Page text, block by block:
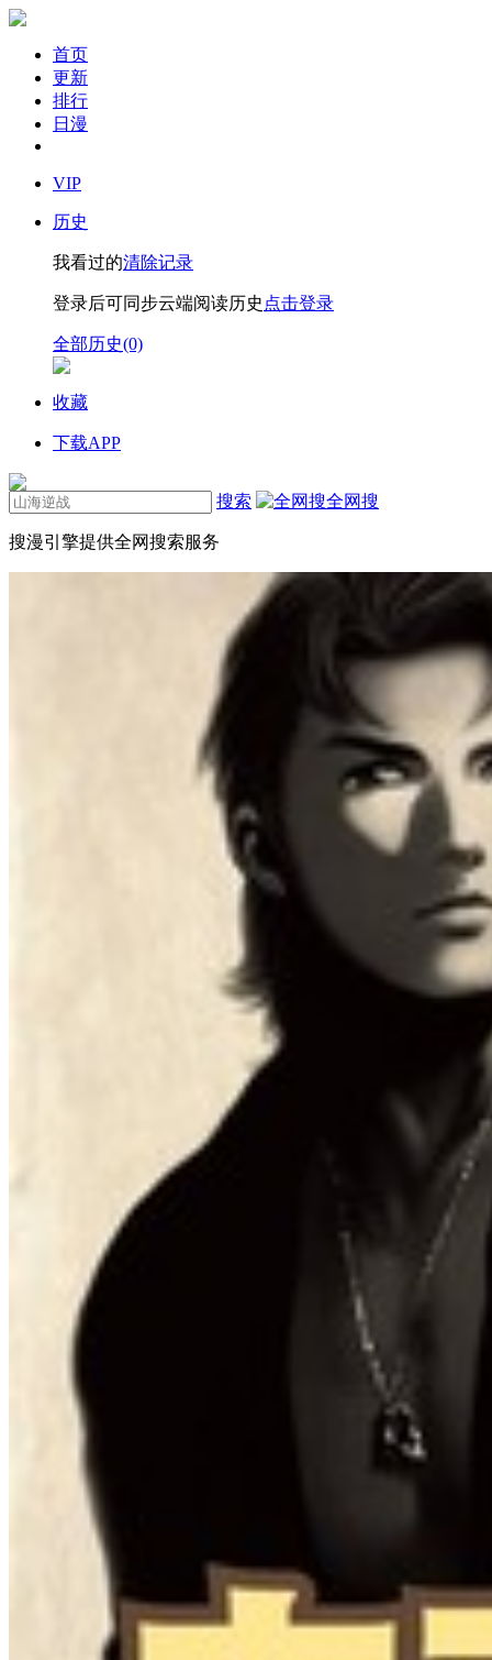
首页
更新
排行
日漫
VIP
历史
我看过的清除记录
登录后可同步云端阅读历史 点击登录
全部历史(0)
收藏
下载APP
搜索 全网搜
搜漫引擎提供全网搜索服务